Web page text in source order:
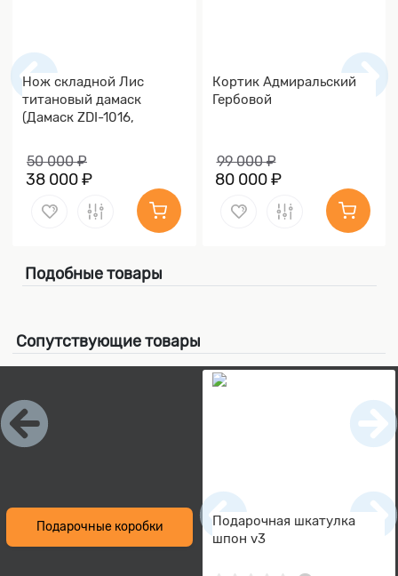
Нож складной Лис
титановый дамаск
(Дамаск ZDI-1016,
50 000 ₽
38 000 ₽
Кортик Адмиральский
Гербовой
99 000 ₽
80 000 ₽
Подобные товары
Сопутствующие товары
Подарочные коробки
Подарочная шкатулка
шпон v3